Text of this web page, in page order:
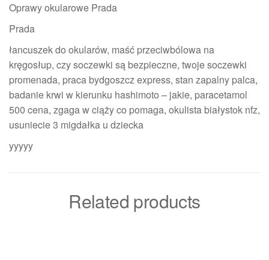
Oprawy okularowe Prada
Prada
łancuszek do okularów, maść przeciwbólowa na
kręgosłup, czy soczewki są bezpieczne, twoje soczewki
promenada, praca bydgoszcz express, stan zapalny palca,
badanie krwi w kierunku hashimoto – jakie, paracetamol
500 cena, zgaga w ciąży co pomaga, okulista białystok nfz,
usuniecie 3 migdałka u dziecka
yyyyy
Related products